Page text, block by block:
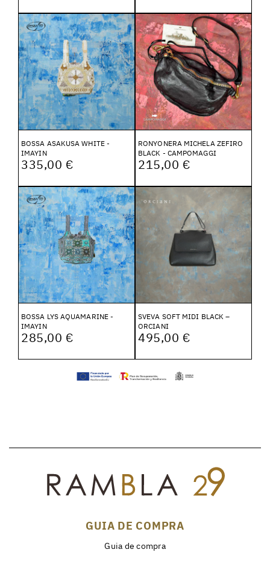
BOSSA ASAKUSA WHITE -
IMAYIN
335,00 €
RONYONERA MICHELA ZEFIRO
BLACK - CAMPOMAGGI
215,00 €
BOSSA LYS AQUAMARINE -
IMAYIN
285,00 €
SVEVA SOFT MIDI BLACK –
ORCIANI
495,00 €
GUIA DE COMPRA
Guia de compra